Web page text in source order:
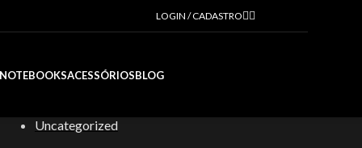
LOGIN / CADASTRO
NOTEBOOKSACESSÓRIOSBLOG
CATEGORIAS
Uncategorized